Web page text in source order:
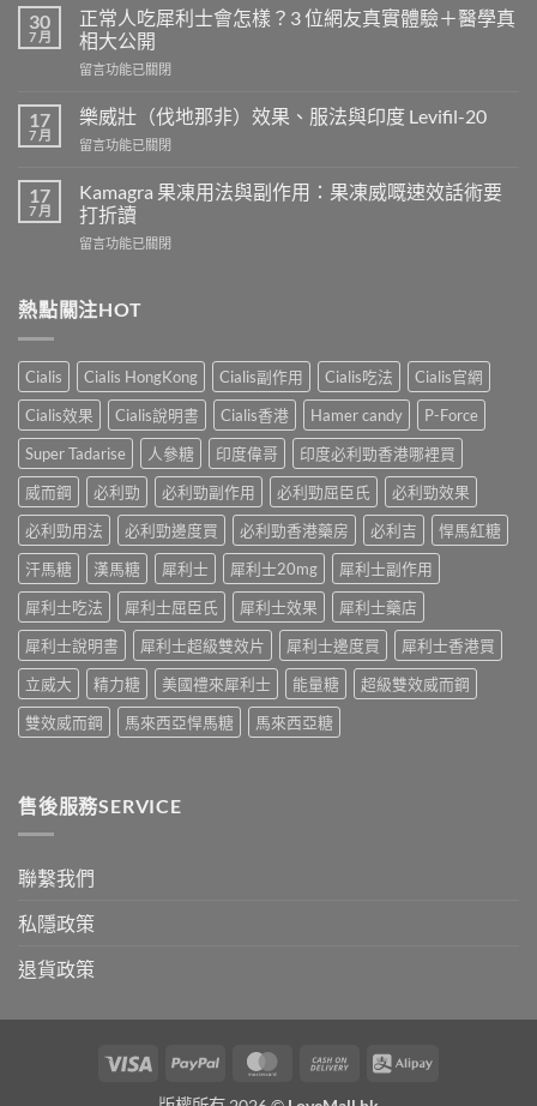
期
服
用
威
鋼
導
不
孕
嗎？
實
證
你
真
相，
備
孕
男
必
讀〉
30
7 月
正常人吃犀利士會怎樣？3 位網友真實體驗＋醫學真
相大公開
在
常
人
吃
利
士
怎
位
真
實
體
驗
＋
醫
真
相
大
開〉
中
留言功能已關閉
17
7 月
樂威壯（伐地那非）效果、服法與印度 Levifil-20
在
威
壯
（伐
地
效
法
與
印
度
Levifil-
20〉
留言功能已關閉
17
7 月
Kamagra 果凍用法與副作用：果凍威嘅速效話術要
打折讀
在
凍
用
與
副
作
用：
果
凍
嘅
速
效
術
要
打
折
讀〉
留言功能已關閉
熱點關注HOT
Cialis Cialis HongKong Cialis副作用 Cialis吃法
Cialis官網
Cialis效果
Cialis說明書 Cialis香港 Hamer candy
P-Force
Super Tadarise
人參糖 印度偉哥
印度必利勁香港哪裡買
威而鋼
必利勁 必利勁副作用 必利勁屈臣氏
必利勁效果
必利勁用法
必利勁邊度買 必利勁香港藥房 必利吉
悍馬紅糖
汗馬糖
漢馬糖 犀利士 犀利士20mg
犀利士副作用
犀利士吃法
犀利士屈臣氏 犀利士效果
犀利士藥店
犀利士說明書
犀利士超級雙效片 犀利士邊度買
犀利士香港買
立威大
精力糖 美國禮來犀利士 能量糖
超級雙效威而鋼
雙效威而鋼
馬來西亞悍馬糖 馬來西亞糖
售後服務SERVICE
聯繫我們
私隱政策
退貨政策
Visa PayPal MasterCardCash
Alipay